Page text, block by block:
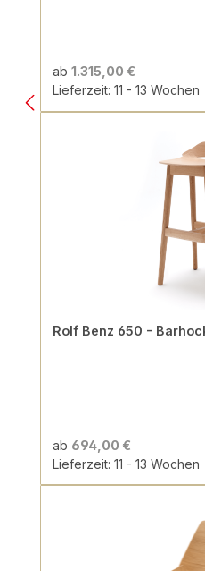
ab 1.315,00 €
Lieferzeit: 11 - 13 Wochen
Rolf Benz 650 -
ab 694,00 €
Lieferzeit: 11 - 13 Wochen